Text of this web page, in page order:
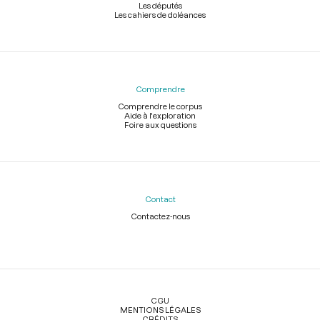
Les députés
Les cahiers de doléances
Comprendre
Comprendre le corpus
Aide à l'exploration
Foire aux questions
Contact
Contactez-nous
Légal
CGU
MENTIONS LÉGALES